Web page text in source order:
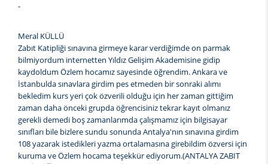
-
Meral KÜLLÜ
Zabıt Katipliği sınavına girmeye karar verdiğimde on parmak
bilmiyordum internetten Yıldız Gelişim Akademisine gidip
kaydoldum Özlem hocamız sayesinde öğrendim. Ankara ve
İstanbulda sınavlara girdim pes etmeden bir sonraki alımı
bekledim kurs yeri çok özverili olduğu için her zaman gittiğim
zaman daha önceki grupda öğrencisiniz tekrar kayıt olmanız
gerekli demedi boş zamanlarımda çalışmamız için bilgisayar
sınıfları bile bizlere sundu sonunda Antalya'nın sınavına girdim
108 yazarak istedikleri yazma ortalamasına girebildim özversi için
kuruma ve Özlem hocama teşekkür ediyorum.(ANTALYA ZABIT